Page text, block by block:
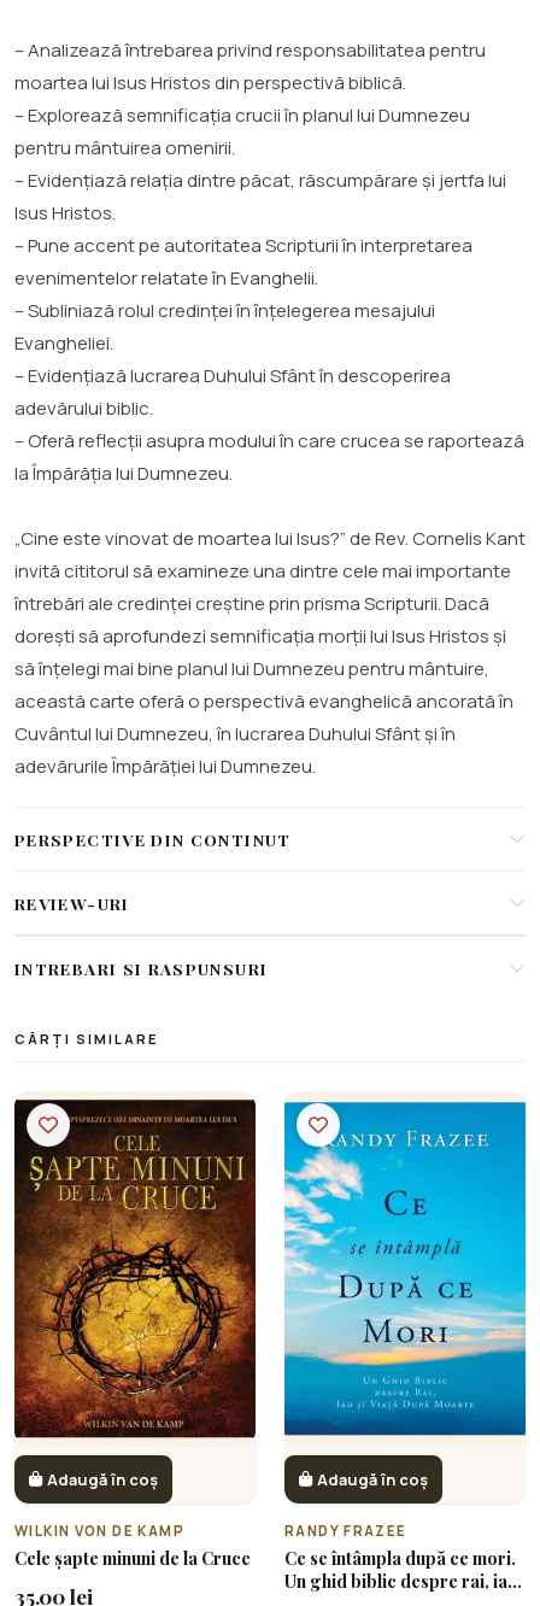
– Analizează întrebarea privind responsabilitatea pentru
moartea lui Isus Hristos din perspectivă biblică.
– Explorează semnificația crucii în planul lui Dumnezeu
pentru mântuirea omenirii.
– Evidențiază relația dintre păcat, răscumpărare și jertfa lui
Isus Hristos.
– Pune accent pe autoritatea Scripturii în interpretarea
evenimentelor relatate în Evanghelii.
– Subliniază rolul credinței în înțelegerea mesajului
Evangheliei.
– Evidențiază lucrarea Duhului Sfânt în descoperirea
adevărului biblic.
– Oferă reflecții asupra modului în care crucea se raportează
la Împărăția lui Dumnezeu.
„Cine este vinovat de moartea lui Isus?” de Rev. Cornelis Kant
invită cititorul să examineze una dintre cele mai importante
întrebări ale credinței creștine prin prisma Scripturii. Dacă
dorești să aprofundezi semnificația morții lui Isus Hristos și
să înțelegi mai bine planul lui Dumnezeu pentru mântuire,
această carte oferă o perspectivă evanghelică ancorată în
Cuvântul lui Dumnezeu, în lucrarea Duhului Sfânt și în
adevărurile Împărăției lui Dumnezeu.
PERSPECTIVE DIN CONTINUT
REVIEW-URI
INTREBARI SI RASPUNSURI
CĂRȚI SIMILARE
Adaugă în coș
WILKIN VON DE KAMP
Cele șapte minuni de la Cruce
35.00 lei
Adaugă în coș
RANDY FRAZEE
Ce se întâmpla după ce mori.
Un ghid biblic despre rai, iad